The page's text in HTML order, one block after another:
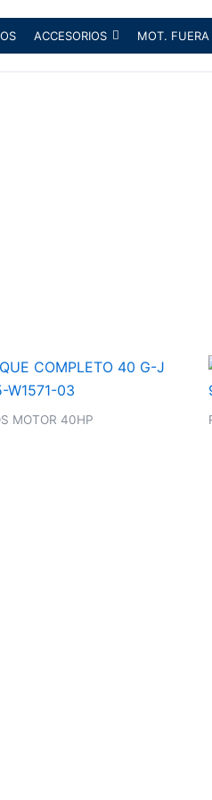
ACCESORIOS MOT. FUERA
MOTOR 40HP